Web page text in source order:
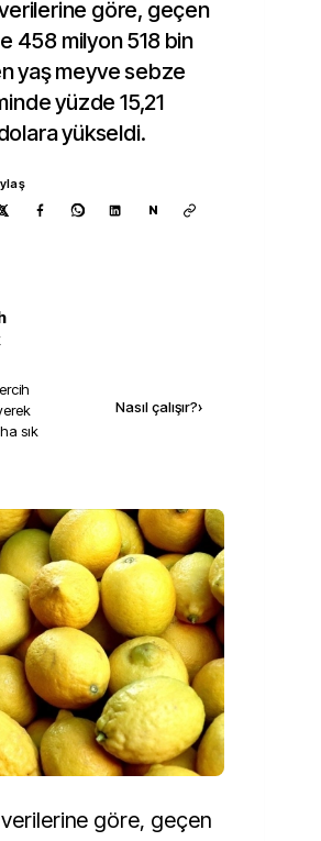
göre, geçen
458 milyon 518 bin
yaş meyve sebze
yüzde 15,21
yükseldi.
N
sık
Nasıl çalışır?›
göre, geçen